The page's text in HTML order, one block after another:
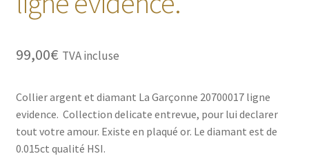
99,00€ TVA incluse
Collier argent et diamant La Garçonne 20700017 ligne
evidence. Collection delicate entrevue, pour lui declarer
tout votre amour. Existe en plaqué or. Le diamant est de
0.015ct qualité HSI.